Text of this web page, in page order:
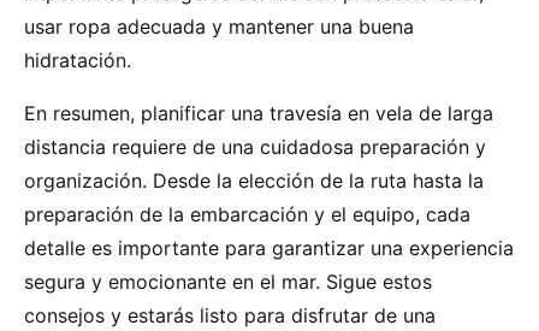
usar ropa adecuada y mantener una buena
hidratación.
En resumen, planificar una travesía en vela de larga
distancia requiere de una cuidadosa preparación y
organización. Desde la elección de la ruta hasta la
preparación de la embarcación y el equipo, cada
detalle es importante para garantizar una experiencia
segura y emocionante en el mar. Sigue estos
consejos y estarás listo para disfrutar de una